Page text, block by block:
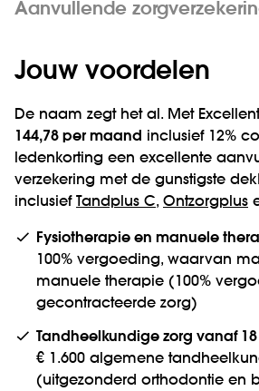
Aanvullende
Jouw voordelen
De naam zegt het al. Met
144,78 per maand inclusief 12%
ledenkorting een excellente
verzekering met de gunstigste
inclusief
Tandplus C, Ontzorgplus
Fysiotherapie en manuele
100% vergoeding, waarvan
manuele therapie (100%
gecontracteerde zorg)
Tandheelkundige zorg vanaf
€ 1.600 algemene
(uitgezonderd orthodontie en